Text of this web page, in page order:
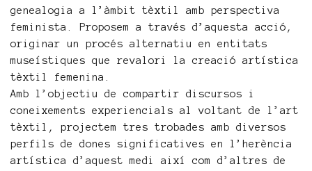
genealogia a l’àmbit tèxtil amb perspectiva
feminista. Proposem a través d’aquesta acció,
originar un procés alternatiu en entitats
museístiques que revalori la creació artística
tèxtil femenina.
Amb l’objectiu de compartir discursos i
coneixements experiencials al voltant de l’art
tèxtil, projectem tres trobades amb diversos
perfils de dones significatives en l’herència
artística d’aquest medi així com d’altres de